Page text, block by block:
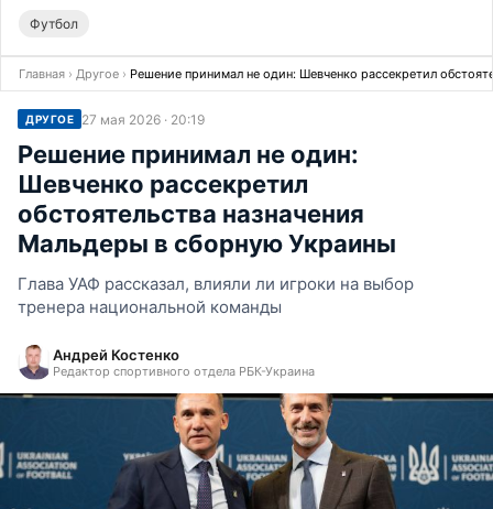
Футбол
Главная › Другое › Решение принимал не один: Шевченко рассекретил
ДРУГОЕ 27 мая 2026 · 20:19
Решение принимал не один:
Шевченко рассекретил
обстоятельства назначения
Мальдеры в сборную Украины
Глава УАФ рассказал, влияли ли игроки на выбор
тренера национальной команды
Андрей Костенко
Редактор спортивного отдела РБК-Украина